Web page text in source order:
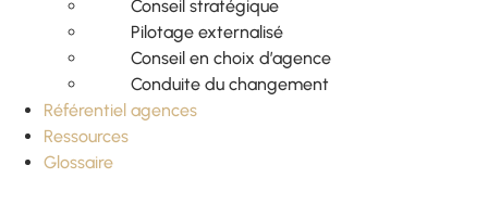
Conseil stratégique
Pilotage externalisé
Conseil en choix d’agence
Conduite du changement
Référentiel agences
Ressources
Glossaire